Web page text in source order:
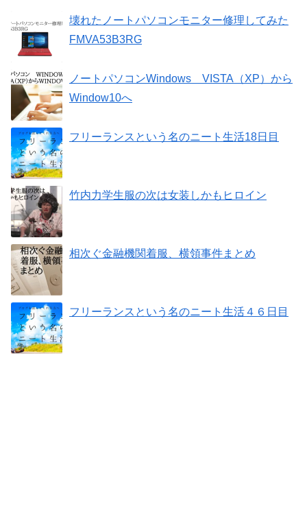
壊れたノートパソコンモニター修理してみた
FMVA53B3RG
ノートパソコンWindows VISTA（XP）から
Window10へ
フリーランスという名のニート生活18日目
竹内力学生服の次は女装しかもヒロイン
相次ぐ金融機関着服、横領事件まとめ
フリーランスという名のニート生活４６日目